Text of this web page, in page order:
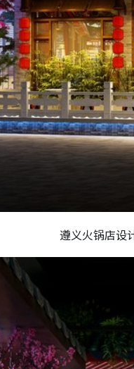
遵义火锅店设